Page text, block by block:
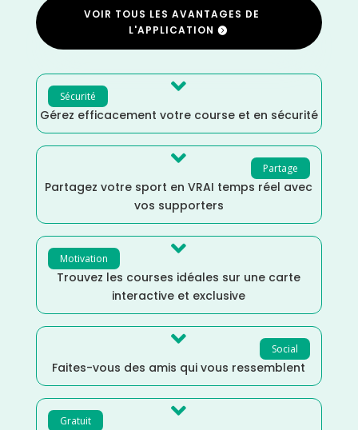
VOIR TOUS LES AVANTAGES DE
L'APPLICATION
Sécurité 
Gérez efficacement votre course et en sécurité
Partage

Partagez votre sport en VRAI temps réel avec
vos supporters
Motivation 
Trouvez les courses idéales sur une carte
interactive et exclusive
Social

Faites-vous des amis qui vous ressemblent
Gratuit 